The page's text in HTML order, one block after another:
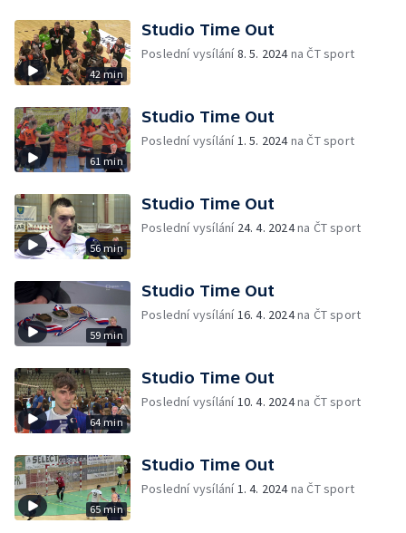
42 min
Studio Time Out
Poslední vysílání8. 5. 2024na ČT sport
61 min
Studio Time Out
Poslední vysílání1. 5. 2024na ČT sport
56 min
Studio Time Out
Poslední vysílání 24. 4. 2024na ČT sport
59 min
Studio Time Out
Poslední vysílání16. 4. 2024na ČT sport
64 min
Studio Time Out
Poslední vysílání10. 4. 2024na ČT sport
65 min
Studio Time Out
Poslední vysílání1. 4. 2024na ČT sport